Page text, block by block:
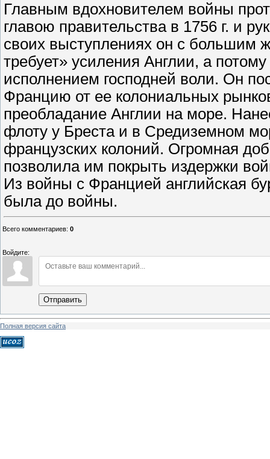
Главным вдохновителем войны
главою правительства в 1756 г. и
своих выступлениях он с большим
требует» усиления Англии, а
исполнением господней воли. Он
Францию от ее колониальных
преобладание Англии на море.
флоту у Бреста и в Средиземном
французских колоний. Огромная
позволила им покрыть издержки
Из войны с Францией английская
была до войны.
Всего комментариев: 0
Войдите:
Отправить
Полная версия сайта